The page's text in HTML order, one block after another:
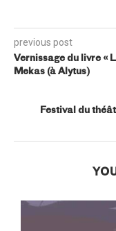
previous post
Vernissage du livre «
Mekas (à Alytus)
Festival du